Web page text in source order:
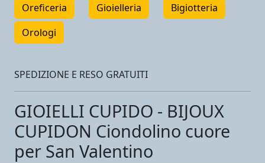
Oreficeria Gioielleria
Bigiotteria
Orologi
SPEDIZIONE E RESO GRATUITI
GIOIELLI CUPIDO - BIJOUX
CUPIDON Ciondolino cuore
per San Valentino